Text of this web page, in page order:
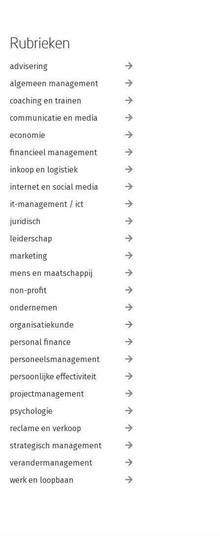
Rubrieken
advisering
algemeen management
coaching en trainen
communicatie en media
economie
financieel management
inkoop en logistiek
internet en social media
it-management / ict
juridisch
leiderschap
marketing
mens en maatschappij
non-profit
ondernemen
organisatiekunde
personal finance
personeelsmanagement
persoonlijke effectiviteit
projectmanagement
psychologie
reclame en verkoop
strategisch management
verandermanagement
werk en loopbaan